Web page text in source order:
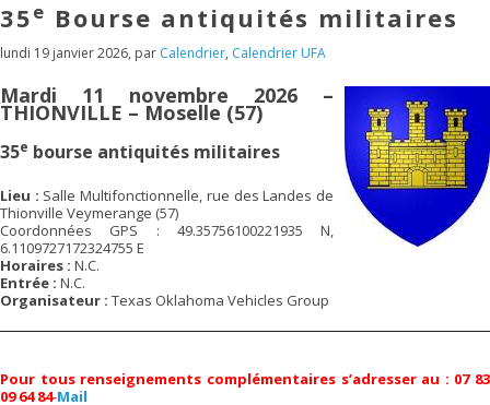
35e Bourse antiquités militaires
lundi 19 janvier 2026, par Calendrier, Calendrier UFA
Mardi 11 novembre 2026 –
THIONVILLE – Moselle (57)
35e bourse antiquités militaires
Lieu : Salle Multifonctionnelle, rue des Landes de
Thionville Veymerange (57)
Coordonnées GPS : 49.35756100221935 N,
6.1109727172324755 E
Horaires : N.C.
Entrée : N.C.
Organisateur : Texas Oklahoma Vehicles Group
Pour tous renseignements complémentaires s’adresser au : 07 83
09 64 84-Mail